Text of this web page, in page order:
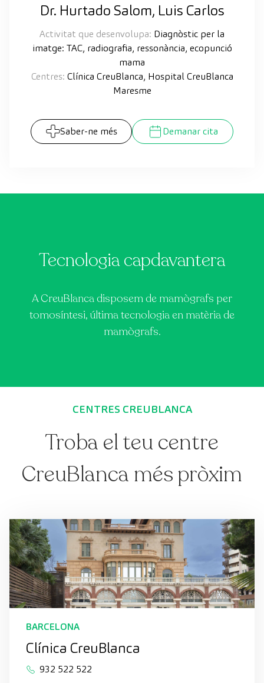
Dr. Hurtado Salom, Luis Carlos
Activitat que desenvolupa: Diagnòstic per la
imatge: TAC, radiografia, ressonància, ecopunció
mama
Centres: Clínica CreuBlanca, Hospital CreuBlanca
Maresme
Saber-ne més Demanar cita
Tecnologia capdavantera
A CreuBlanca disposem de mamògrafs per
tomosíntesi, última tecnologia en matèria de
mamògrafs.
CENTRES CREUBLANCA
Troba el teu centre
CreuBlanca més pròxim
BARCELONA
Clínica CreuBlanca
932 522 522